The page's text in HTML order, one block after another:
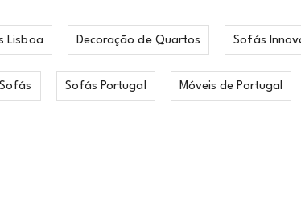
Lisboa Decoração de Quartos Sofás
Sofás Portugal Móveis de Portugal